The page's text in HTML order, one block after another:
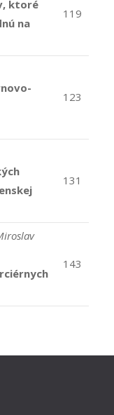
ktoré
na
119
123
131
143